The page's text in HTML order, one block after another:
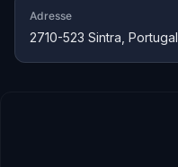
Adresse
2710-523 Sintra, Portugal